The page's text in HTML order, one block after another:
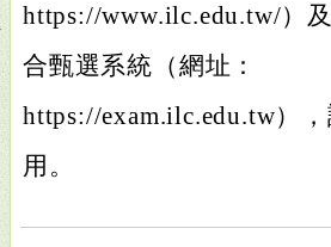
https://www.ilc.edu.tw/）
合甄選系統（網址：
https://exam.ilc.edu.tw）
用。